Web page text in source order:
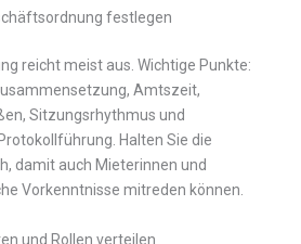
festlegen
reicht meist aus. Wichtige Punkte:
Amtszeit,
Sitzungsrhythmus und
Halten Sie die
damit auch Mieterinnen und
Vorkenntnisse mitreden können.
und Rollen verteilen